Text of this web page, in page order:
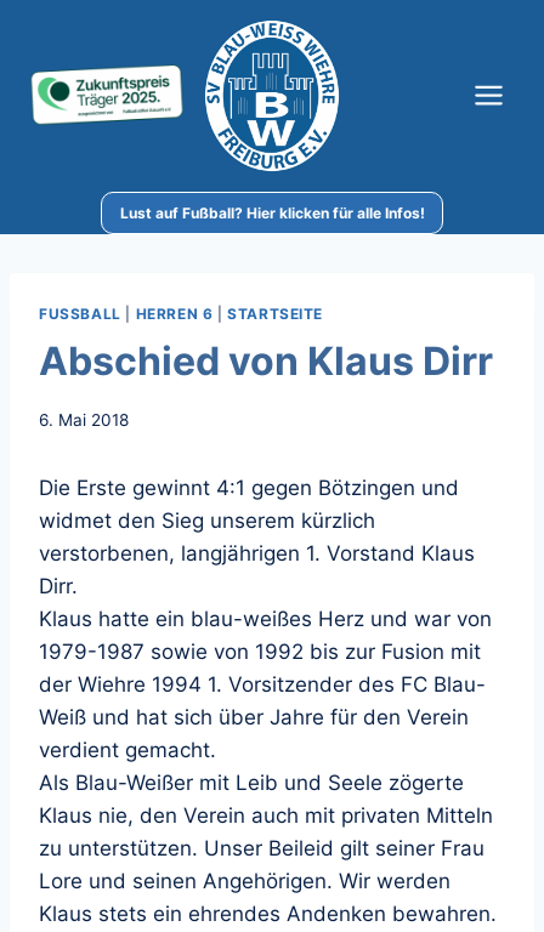
springen
Lust auf Fußball? Hier klicken für alle Infos!
FUSSBALL HERREN 6 |STARTSEITE
Abschied von Klaus Dirr
6. Mai 2018
Die Erste gewinnt 4:1 gegen Bötzingen und
widmet den Sieg unserem kürzlich
verstorbenen, langjährigen 1. Vorstand Klaus
Dirr.
Klaus hatte ein blau-weißes Herz und war von
1979-1987 sowie von 1992 bis zur Fusion mit
der Wiehre 1994 1. Vorsitzender des FC Blau-
Weiß und hat sich über Jahre für den Verein
verdient gemacht.
Als Blau-Weißer mit Leib und Seele zögerte
Klaus nie, den Verein auch mit privaten Mitteln
zu unterstützen. Unser Beileid gilt seiner Frau
Lore und seinen Angehörigen. Wir werden
Klaus stets ein ehrendes Andenken bewahren.